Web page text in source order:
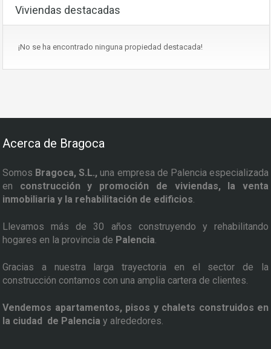
Viviendas destacadas
¡No se ha encontrado ninguna propiedad destacada!
Acerca de Bragoca
Somos Bragoca, S.L.,una empresa de Palencia especializada
en construcción y promoción de viviendas, la venta
inmobiliaria y la rehabilitación de edificios.
Llevamos más de 30 años construyendo y rehabilitando
hogares en la provincia de Palencia.
Gracias a nuestra larga trayectoria en el sector de la
construcción contamos con una amplia cartera de clientes.
Vendemos apartamentos, pisos y chalets construidos en
la ciudad de Palencia y alrededores.